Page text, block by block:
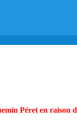
Péret en raison